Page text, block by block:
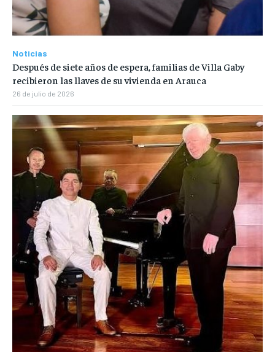
Noticias
Después de siete años de espera, familias de Villa Gaby
recibieron las llaves de su vivienda en Arauca
26 de julio de 2026